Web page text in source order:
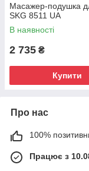
Масажер-подушка
SKG 8511 UA
В наявності
2 735 ₴
Купити
Про нас
100%
Працює з